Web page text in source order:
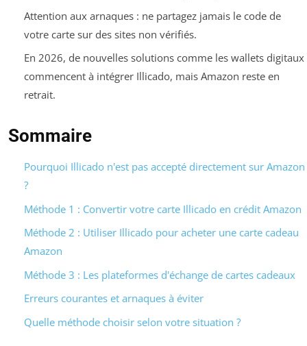
Attention aux arnaques : ne partagez jamais le code de
votre carte sur des sites non vérifiés.
En 2026, de nouvelles solutions comme les wallets digitaux
commencent à intégrer Illicado, mais Amazon reste en
retrait.
Sommaire
Pourquoi Illicado n'est pas accepté directement sur Amazon
?
Méthode 1 : Convertir votre carte Illicado en crédit Amazon
Méthode 2 : Utiliser Illicado pour acheter une carte cadeau
Amazon
Méthode 3 : Les plateformes d'échange de cartes cadeaux
Erreurs courantes et arnaques à éviter
Quelle méthode choisir selon votre situation ?